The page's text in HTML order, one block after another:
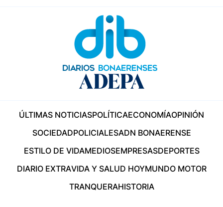
ÚLTIMAS NOTICIASPOLÍTICAECONOMÍAOPINIÓN
SOCIEDADPOLICIALESADN BONAERENSE
ESTILO DE VIDAMEDIOSEMPRESASDEPORTES
DIARIO EXTRAVIDA Y SALUD HOYMUNDO MOTOR
TRANQUERAHISTORIA